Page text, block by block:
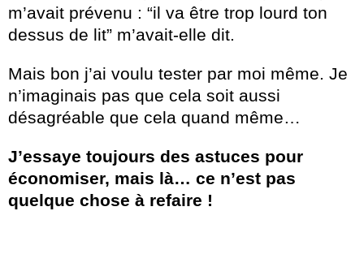
m’avait prévenu : “il va être trop lourd ton
dessus de lit” m’avait-elle dit.
Mais bon j’ai voulu tester par moi même. Je
n’imaginais pas que cela soit aussi
désagréable que cela quand même…
J’essaye toujours des astuces pour
économiser, mais là… ce n’est pas
quelque chose à refaire !